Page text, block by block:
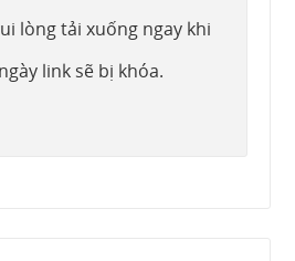
lòng tải xuống ngay khi
link sẽ bị khóa.